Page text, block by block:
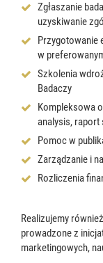
Zgłaszanie
uzyskiwanie
Przygotowanie
w
Szkolenia
Badaczy
Kompleksowa
analysis, raport
Pomoc w
Zarządzanie i
Rozliczenia
Realizujemy
prowadzone z
marketingowych,